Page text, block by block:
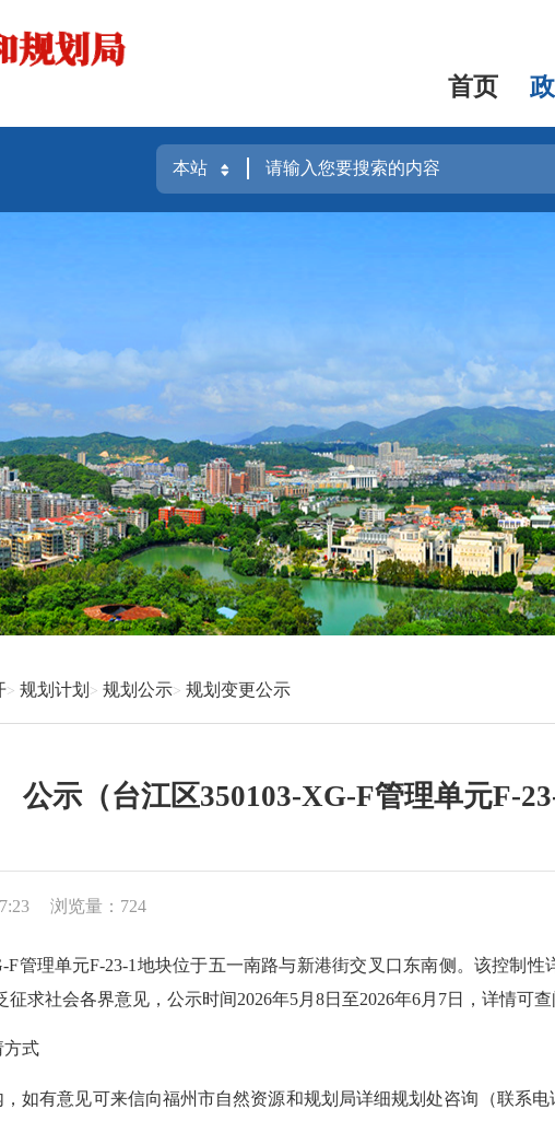
首页
规划计划 规划公示 规划变更公示
公示（台江区350103-XG-F管理单元F-
浏览量：724
F管理单元F-23-1地块位于五一南路与新港街交叉口东南侧。该控制性
征求社会各界意见，公示时间2026年5月 8日至2026年6月 7日 ， 详情可查
方式
，如有意见可来信向福州市自然资源和规划局详细规划处咨询（联系电